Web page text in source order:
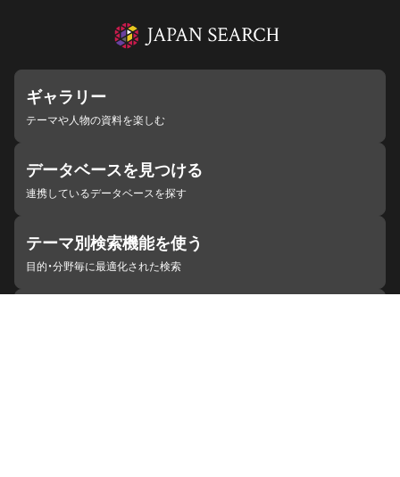
ギャラリー
テーマや人物の資料を楽しむ
データベースを見つける
連携しているデータベースを探す
テーマ別検索機能を使う
目的・分野毎に最適化された検索